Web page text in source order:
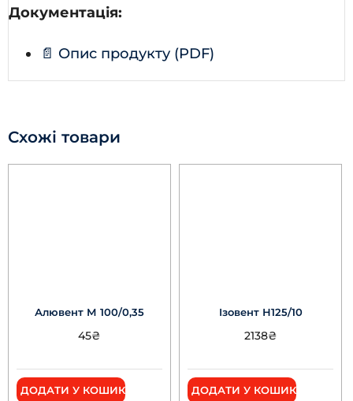
Документація:
📄 Опис продукту (PDF)
Схожі товари
Алювент М 100/0,35
45₴
ДОДАТИ У КОШИК
Ізовент Н125/10
2138₴
ДОДАТИ У КОШИК